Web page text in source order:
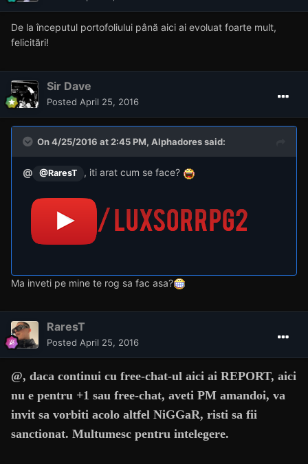
De la începutul portofoliului până aici ai evoluat foarte mult,
felicitări!
Sir Dave
Posted April 25, 2016
On 4/25/2016 at 2:45 PM, Alphadores said:
@ @RaresT , iti arat cum se face?
Ma inveti pe mine te rog sa fac asa?
RaresT
Posted April 25, 2016
@, daca continui cu free-chat-ul aici ai REPORT, aici
nu e pentru +1 sau free-chat, aveti PM amandoi, va
invit sa vorbiti acolo altfel NiGGaR, risti sa fii
sanctionat. Multumesc pentru intelegere.